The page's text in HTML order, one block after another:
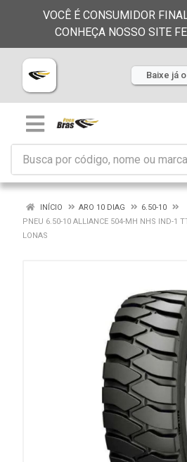
VOCÊ É CONSUMIDOR
CONHEÇA NOSSO SITE
Baixe já
INÍCIO ARO 10 DIAG
6.50-10
PNEU 6.50-10 ALLIANCE 504-MH NHS IND-1
LONAS